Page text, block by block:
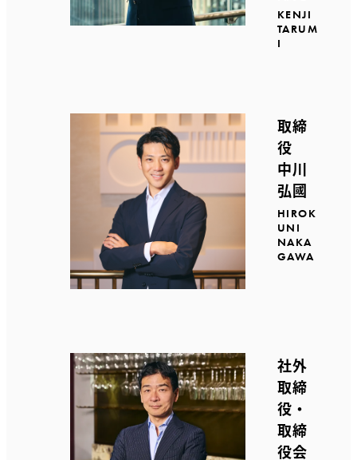
KENJI
TARUM
I
取締
役
中川
弘國
HIROK
UNI
NAKA
GAWA
社外
取締
役・
取締
役会